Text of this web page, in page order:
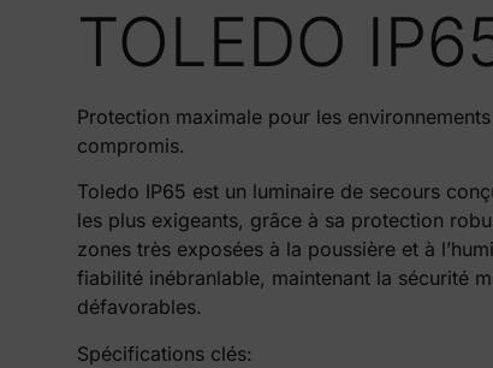
TOLEDO
Protection maximale pour les
compromis.
Toledo IP65 est un luminaire de secours
les plus exigeants, grâce à sa protection
zones très exposées à la poussière et à
fiabilité inébranlable, maintenant la sécurité
défavorables.
Spécifications clés: